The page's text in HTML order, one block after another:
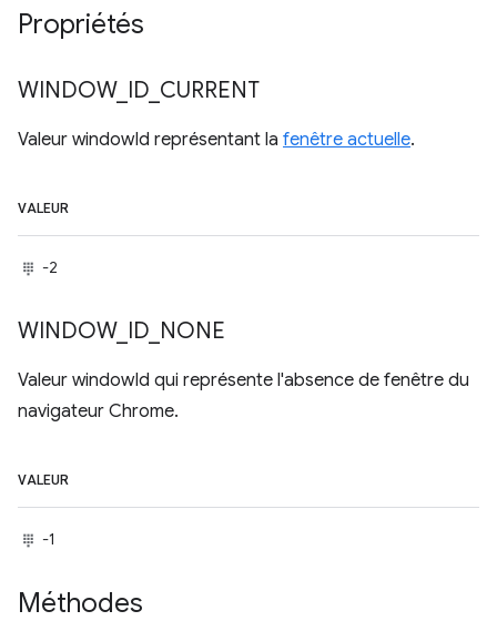
Propriétés
WINDOW_ ID CURRENT
Valeur windowId représentant la fenêtre actuelle.
VALEUR
-2
WINDOW_ ID NONE
Valeur windowId qui représente l'absence de fenêtre du
navigateur Chrome.
VALEUR
-1
Méthodes